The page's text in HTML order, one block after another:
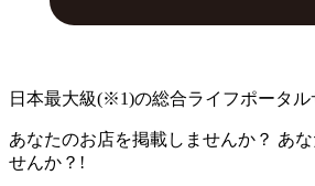
日本最大級(※1)の総合ライフポータル
あなたのお店を掲載しませんか？ あ
せんか？!